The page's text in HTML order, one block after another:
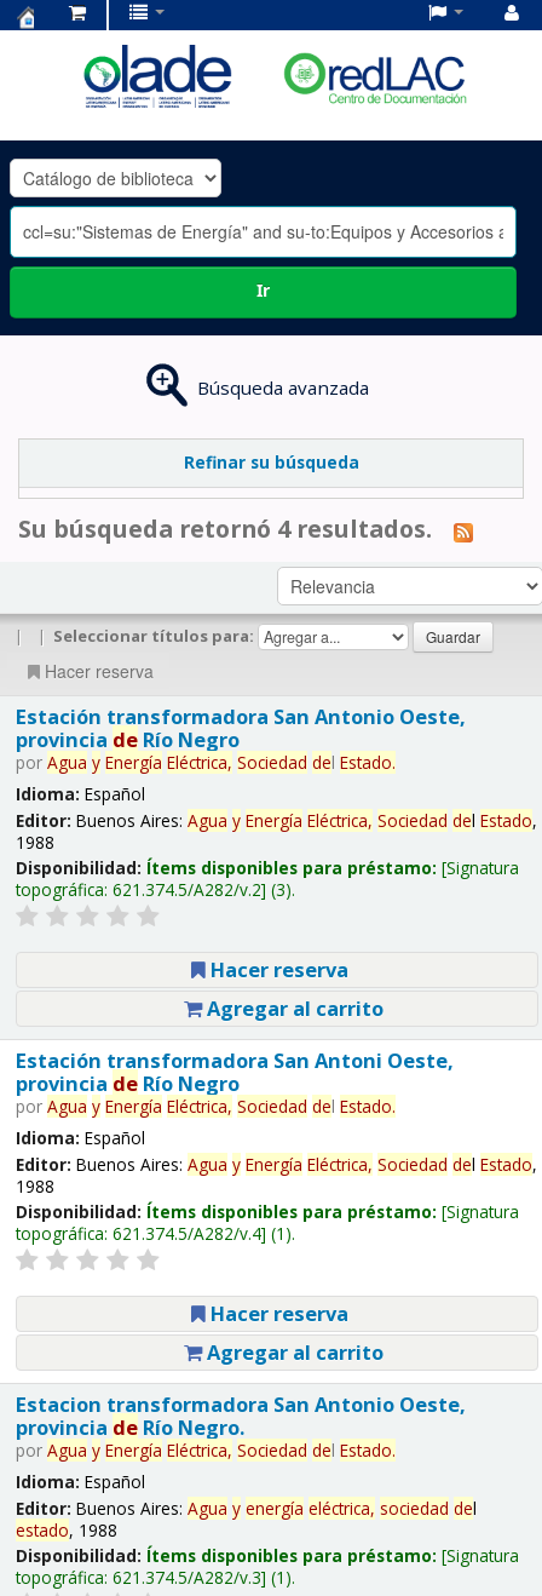
OLADE
-
Ir
Búsqueda avanzada
Refinar su búsqueda
Su búsqueda retornó 4 resultados.
| | Seleccionar títulos para:
Hacer reserva
Estación transformadora San Antonio Oeste,
provincia deRío Negro
por Agua y Energía Eléctrica, Sociedad del Estado.
Idioma: Español
Editor: Buenos Aires: Agua y Energía Eléctrica, Sociedad del Estado,
1988
Disponibilidad: Ítems disponibles para préstamo: Signatura
topográfica: 621.374.5/A282/v.2 (3).
Hacer reserva
Agregar al carrito
Estación transformadora San Antoni Oeste,
provincia deRío Negro
por Agua y Energía Eléctrica, Sociedad del Estado.
Idioma: Español
Editor: Buenos Aires: Agua y Energía Eléctrica, Sociedad del Estado,
1988
Disponibilidad: Ítems disponibles para préstamo: Signatura
topográfica: 621.374.5/A282/v.4 (1).
Hacer reserva
Agregar al carrito
Estacion transformadora San Antonio Oeste,
provincia deRío Negro.
por Agua y Energía Eléctrica, Sociedad del Estado.
Idioma: Español
Editor: Buenos Aires: Agua y energía eléctrica, sociedad del
estado, 1988
Disponibilidad: Ítems disponibles para préstamo: Signatura
topográfica: 621.374.5/A282/v.3 (1).